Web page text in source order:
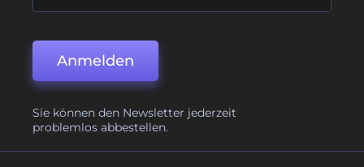
Anmelden
Sie können den Newsletter jederzeit
problemlos abbestellen.